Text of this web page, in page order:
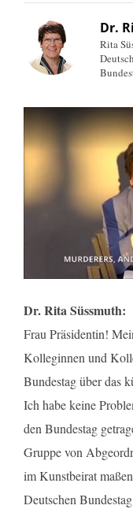
Dr.
Rita
Dr. Rita Süssmuth:
Frau Präsidentin!
Kolleginnen und
Bundestag über das
Ich habe keine
den Bundestag
Gruppe von
im Kunstbeirat
Deutschen